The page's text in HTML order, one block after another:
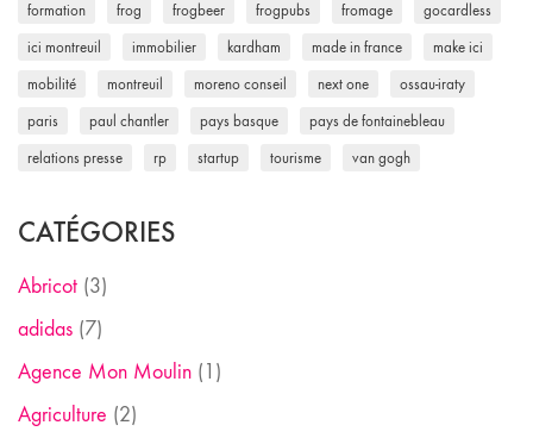
formation frog frogbeer frogpubs fromage gocardless
ici montreuil immobilier kardham made in france make ici
mobilité montreuil moreno conseil next one ossau-iraty
paris paul chantler pays basque pays de fontainebleau
relations presse rp startup tourisme van gogh
CATÉGORIES
Abricot (3)
adidas (7)
Agence Mon Moulin (1)
Agriculture (2)